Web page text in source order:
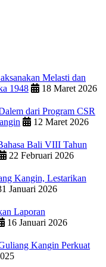
Melasti dan
1948
18 Maret 2026
dari Program CSR
12 Maret 2026
Bali VIII Tahun
22 Februari 2026
Kangin, Lestarikan
Januari 2026
Laporan
16 Januari 2026
Kangin Perkuat